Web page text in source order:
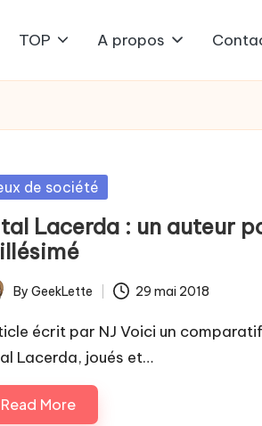
TOP A propos
de société
Lacerda : un auteur
By GeekLette 29 mai 2018
écrit par NJ Voici un
Lacerda, joués et…
Read More